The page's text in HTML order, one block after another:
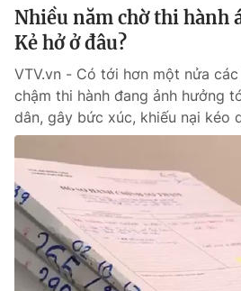
Chuyên mục khác
Emagazine
Photo
Video
VTV Money VTV
VTV Sức khoẻ Bất
Nhiều năm chờ thi hành
Kẻ hở ở đâu?
VTV.vn - Có tới hơn một nửa
chậm thi hành đang ảnh hưởng
dân, gây bức xúc, khiếu nại kéo